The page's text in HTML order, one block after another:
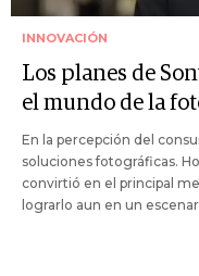
INNOVACIÓN
Los planes de
el mundo de la
En la percepción del
soluciones fotográficas.
convirtió en el principal
lograrlo aun en un